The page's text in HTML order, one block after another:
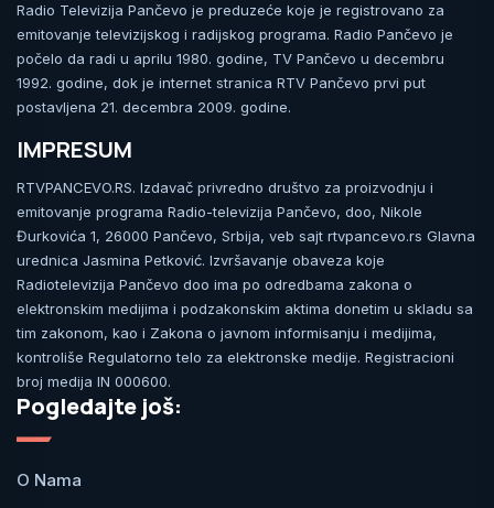
Radio Televizija Pančevo je preduzeće koje je registrovano za
emitovanje televizijskog i radijskog programa. Radio Pančevo je
počelo da radi u aprilu 1980. godine, TV Pančevo u decembru
1992. godine, dok je internet stranica RTV Pančevo prvi put
postavljena 21. decembra 2009. godine.
IMPRESUM
RTVPANCEVO.RS. Izdavač privredno društvo za proizvodnju i
emitovanje programa Radio-televizija Pančevo, doo, Nikole
Đurkovića 1, 26000 Pančevo, Srbija, veb sajt rtvpancevo.rs Glavna
urednica Jasmina Petković. Izvršavanje obaveza koje
Radiotelevizija Pančevo doo ima po odredbama zakona o
elektronskim medijima i podzakonskim aktima donetim u skladu sa
tim zakonom, kao i Zakona o javnom informisanju i medijima,
kontroliše Regulatorno telo za elektronske medije. Registracioni
broj medija IN 000600.
Pogledajte još:
O Nama